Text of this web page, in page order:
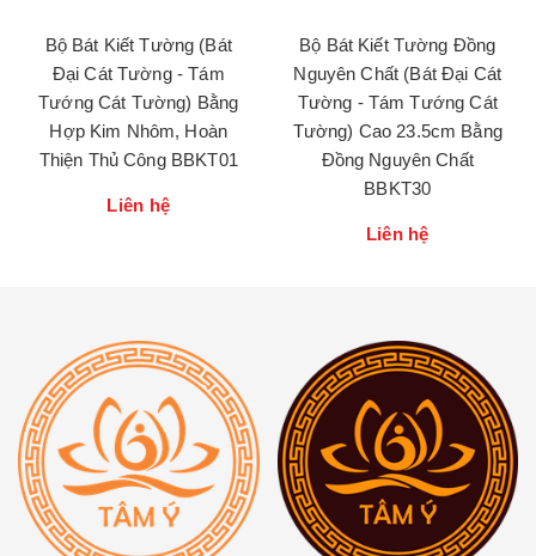
Bộ Bát Kiết Tường (Bát
Đại Cát Tường - Tám
Tướng Cát Tường) Bằng
Hợp Kim Nhôm, Hoàn
Thiện Thủ Công BBKT01
Liên hệ
Bộ Bát Kiết Tường Đồng
Nguyên Chất (Bát Đại Cát
Tường - Tám Tướng Cát
Tường) Cao 23.5cm Bằng
Đồng Nguyên Chất
BBKT30
Liên hệ